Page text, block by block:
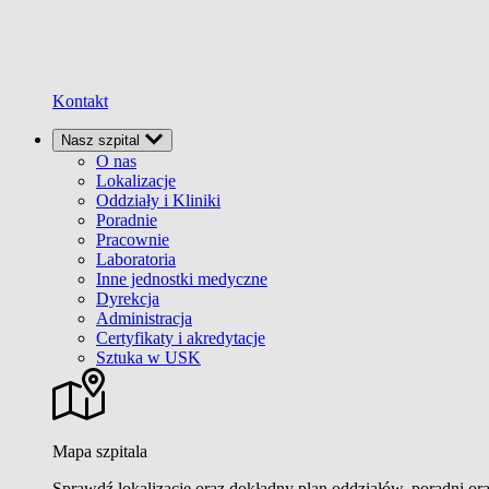
Kontakt
Nasz szpital
O nas
Lokalizacje
Oddziały i Kliniki
Poradnie
Pracownie
Laboratoria
Inne jednostki medyczne
Dyrekcja
Administracja
Certyfikaty i akredytacje
Sztuka w USK
Mapa szpitala